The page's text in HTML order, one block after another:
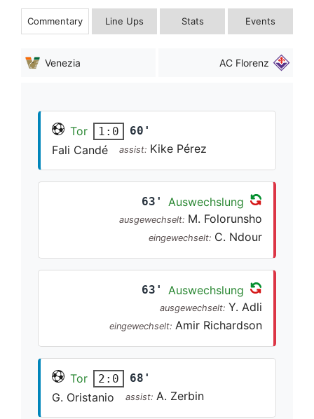
Commentary Line Ups Stats Events
Venezia AC Florenz
Tor 1:0 60'
Fali Candé assist: Kike Pérez
63' Auswechslung
ausgewechselt: M. Folorunsho
eingewechselt: C. Ndour
63' Auswechslung
ausgewechselt: Y. Adli
eingewechselt: Amir Richardson
Tor 2:0 68'
G. Oristanio assist: A. Zerbin